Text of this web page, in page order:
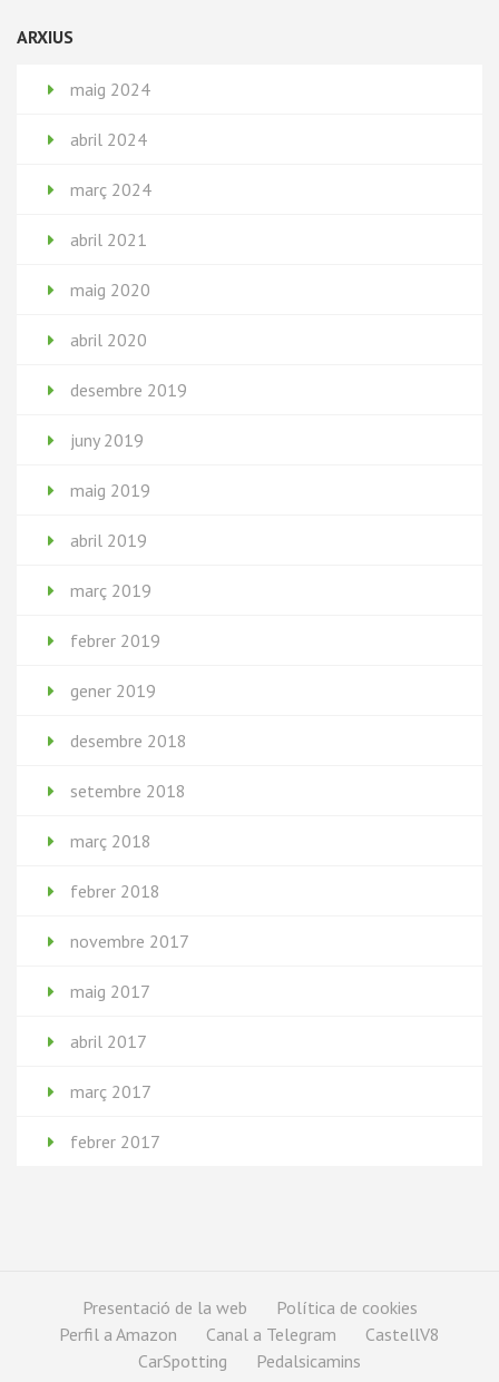
ARXIUS
maig 2024
abril 2024
març 2024
abril 2021
maig 2020
abril 2020
desembre 2019
juny 2019
maig 2019
abril 2019
març 2019
febrer 2019
gener 2019
desembre 2018
setembre 2018
març 2018
febrer 2018
novembre 2017
maig 2017
abril 2017
març 2017
febrer 2017
Presentació de la web
Política de cookies
Perfil a Amazon
Canal a Telegram
CastellV8
CarSpotting
Pedalsicamins